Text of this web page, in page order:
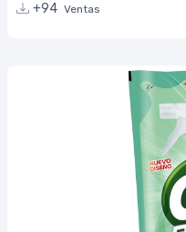
+94 Ventas